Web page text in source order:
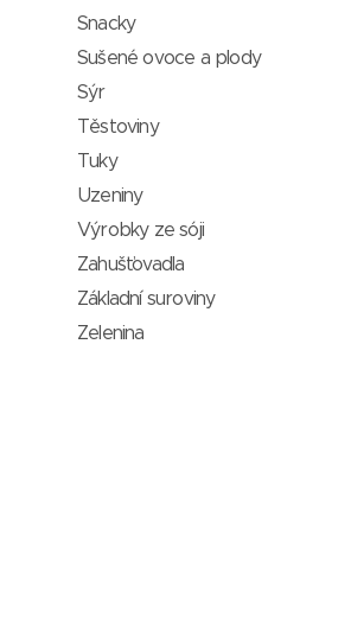
Snacky
Sušené ovoce a plody
Sýr
Těstoviny
Tuky
Uzeniny
Výrobky ze sóji
Zahušťovadla
Základní suroviny
Zelenina